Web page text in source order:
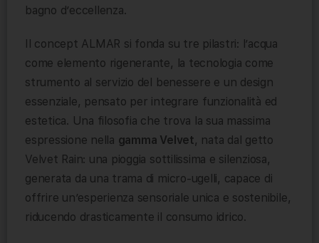
bagno d’eccellenza.
Il concept ALMAR si fonda su tre pilastri: l’acqua
come elemento rigenerante, la tecnologia come
strumento al servizio del benessere e un design
essenziale, pensato per integrare funzionalità ed
estetica. Una filosofia che trova la sua massima
espressione nella gamma Velvet, nata dal getto
Velvet Rain: una pioggia sottilissima e silenziosa,
generata da una trama di micro-ugelli, capace di
offrire un’esperienza sensoriale unica e sostenibile,
riducendo drasticamente il consumo idrico.